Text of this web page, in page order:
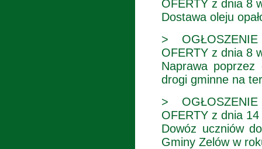
OFERTY z dnia 8
Dostawa oleju
>
OFERTY z dnia 8
Naprawa
drogi gminne na
>
OFERTY z dnia
Dowóz uczniów
Gminy Zelów w